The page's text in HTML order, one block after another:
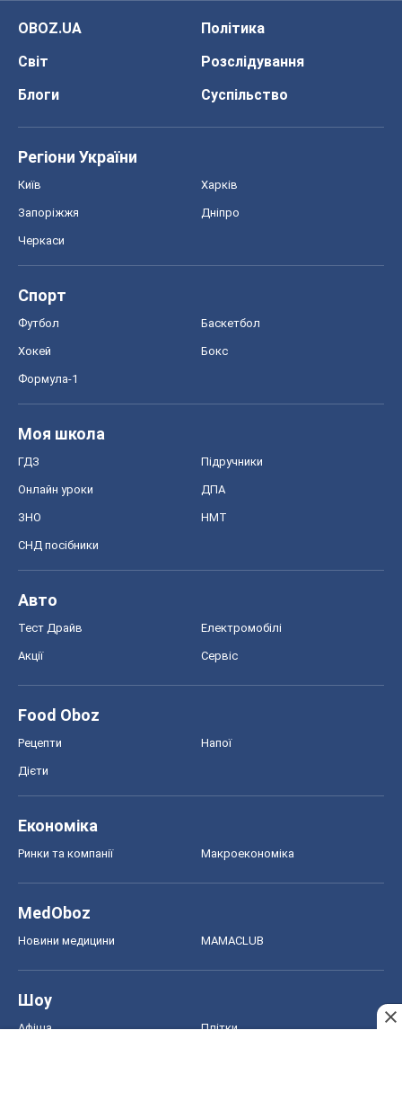
OBOZ.UA
Політика
Світ
Розслідування
Блоги
Суспільство
Регіони України
Київ Харків
Запоріжжя Дніпро
Черкаси
Спорт
Футбол Баскетбол
Хокей Бокс
Формула-1
Моя школа
ГДЗ Підручники
Онлайн уроки ДПА
ЗНО НМТ
СНД посібники
Авто
Тест Драйв Електромобілі
Акції Сервіс
Food Oboz
Рецепти Напої
Дієти
Економіка
Ринки та компанії Макроекономіка
MedOboz
Новини медицини MAMACLUB
Шоу
Афіша Плітки